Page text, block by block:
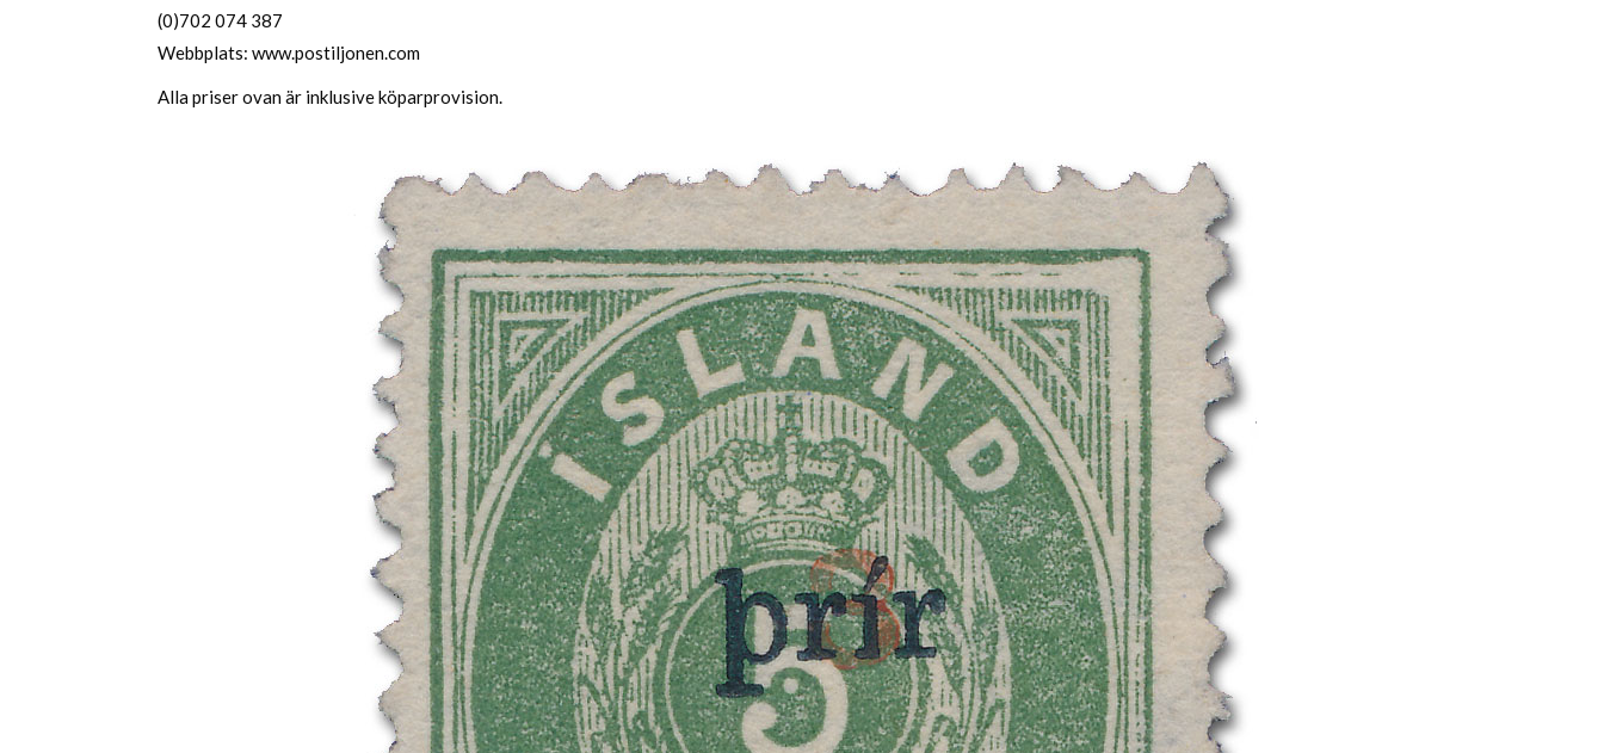
(0)702 074 387
Webbplats: www.postiljonen.com
Alla priser ovan är inklusive köparprovision.